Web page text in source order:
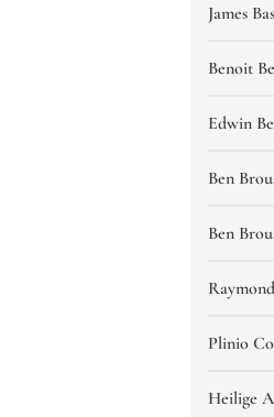
James
Benoit
Edwin
Ben
Ben
Plinio
Heilige